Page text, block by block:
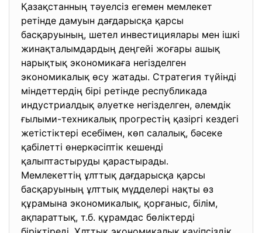
Қазақстанның тәуелсіз егемен мемлекет
ретінде дамуын дағдарысқа қарсы
басқаруының, шетел инвестициялары мен ішкі
жинақталымдардың деңгейі жоғары ашық
нарықтық экономикаға негізделген
экономикалық өсу жатады. Стратегия түйінді
міндеттердің бірі ретінде республикада
индустриалдық әлуетке негізделген, әлемдік
ғылыми-техникалық прогрестің қазіргі кездегі
жетістіктері есебімен, көп салалық, бәсеке
қабілетті өнеркәсіптік кешенді
қалыптастыруды қарастырады.
Мемлекеттің ұлттық дағдарысқа қарсы
басқаруының ұлттық мүдделері нақты өз
құрамына экономикалық, қорғаныс, білім,
ақпараттық, т.б. құрамдас бөліктерді